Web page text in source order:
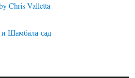
Chris Valletta
Шамбала-сад